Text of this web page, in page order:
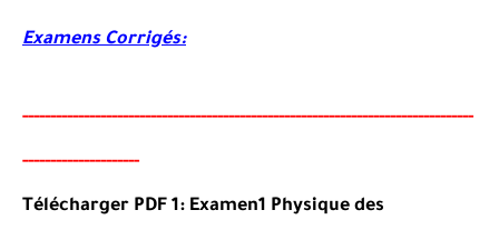
Examens Corrigés:
---------------------------------------------------------------------------------
---------------------
Télécharger PDF 1: Examen1 Physique des